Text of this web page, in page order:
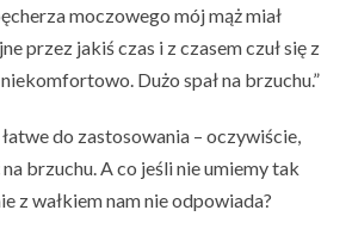
moczowego mój mąż miał
przez jakiś czas i z czasem czuł się z
Dużo spał na brzuchu.”
do zastosowania – oczywiście,
brzuchu. A co jeśli nie umiemy tak
z wałkiem nam nie odpowiada?